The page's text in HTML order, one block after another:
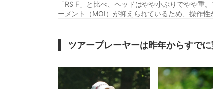
「RS F」と比べ、ヘッドはやや小ぶりでやや重
ーメント（MOI）が抑えられているため、操作性
ツアープレーヤーは昨年からすで